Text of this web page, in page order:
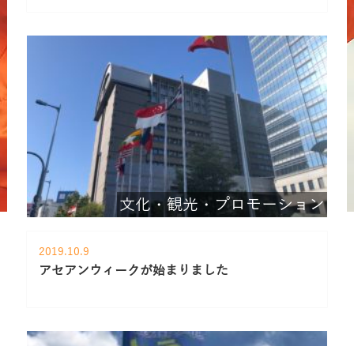
文化・観光・プロモーション
2019.10.9
アセアンウィークが始まりました